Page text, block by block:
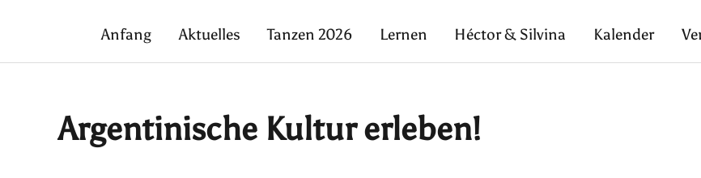
Anfang Aktuelles Tanzen 2026 Lernen Héctor & Silvina Kalender
Argentinische Kultur erleben!